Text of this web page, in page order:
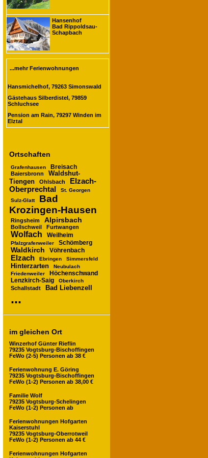
Hansenhof
Bad Rippoldsau-
Schapbach
...mehr Ferienwohnungen
Hansmichelhof, 79263 Simonswald
Gästehaus Silberdistel, 79859
Schluchsee
Pension am Rain, 79297 Winden im
Elztal
Ortschaften
Grafenhausen Breisach
Baiersbronn
Waldshut-
Tiengen
Ohlsbach
Elzach-
Oberprechtal
St. Georgen
Sulz-Glatt
Bad
Krozingen-Hausen
Ringsheim Alpirsbach
Bollschweil Furtwangen
Wolfach Weilheim
Pfalzgrafenweiler Schömberg
Waldkirch Vöhrenbach
Elzach Ebringen Simmersfeld
Hinterzarten
Neubulach
Friedenweiler
Höchenschwand
Lenzkirch-Saig
Oberkirch
Schallstadt Bad Liebenzell
...
im gleichen Ort
Winzerhof Günter Rieflin
79235 Vogtsburg-Bischoffingen
FeWo (2-5) Personen ab 38 €
Ferienwohnung E. Göring
79235 Vogtsburg-Bischoffingen
FeWo (1-2) Personen ab 38,00 €
Familie Wolf
79235 Vogtsburg-Schelingen
FeWo (1-2) Personen ab
Ferienwohnungen Hofgarten
Kaiserstuhl
79235 Vogtsburg-Oberrotweil
FeWo (1-2) Personen ab 44 €
Ferienwohnungen Hofgarten